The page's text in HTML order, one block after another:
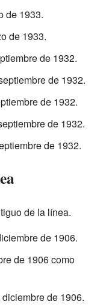
de 1933.
de 1933.
de 1932.
de 1932.
de 1932.
de 1932.
de 1932.
de la línea.
de 1906.
de 1906 como
de 1906.